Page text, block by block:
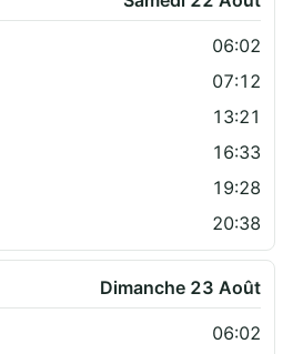
06:02
07:12
13:21
16:33
19:28
20:38
Dimanche 23 Août
06:02